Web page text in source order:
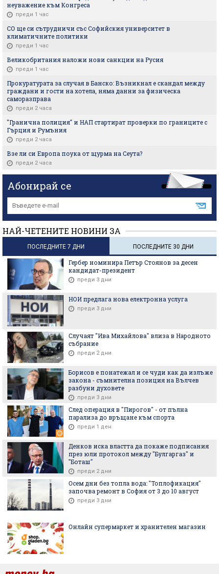
неуважение към Конгреса
преди 1 час
СО ще си сътрудничи със Софийския университет в
климатичните политики
преди 1 час
Великобритания наложи нови санкции на Русия
преди 1 час
Прокуратурата за случая в Банско: Възникнал е скандал между
граждани и гости на хотела, няма данни за физическа
саморазправа
преди 2 часа
"Гранична полиция" и НАП стартират проверки по границите с
Гърция и Румъния
преди 2 часа
Взе ли си Европа поука от щурма на Сеута?
преди 2 часа
Абонирай се
НАЙ-ЧЕТЕНИТЕ НОВИНИ ЗА
ПОСЛЕДНИТЕ 7 ДНИ ПОСЛЕДНИТЕ 30 ДНИ
Гербер номинира Петър Стоянов за десен
кандидат-президент
преди 3 дни
НОИ предлага нова електронна услуга
преди 3 дни
Случаят "Ива Михайлова" влиза в Народното
събрание
преди 2 дни
Борисов е понатежал и се чуди как да излъже
закона - съмнителна позиция на Вълчев
разбуни духовете
преди 3 дни
След операция в "Пирогов" - от пълна
парализа до връщане към спорта
преди 1 ден
Денков иска властта да покаже подписания
през юли протокол между "Булгаргаз" и
"Боташ"
преди 2 дни
Осем дни без топла вода: "Топлофикация"
започва ремонт в София от 3 до 10 август
преди 3 дни
Онлайн супермаркет и хранителен магазин